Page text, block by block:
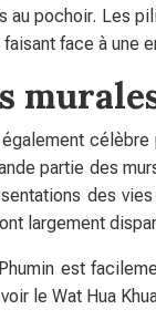
au pochoir. Les
face à une
partie des
des
largement
est
le Wat Hua